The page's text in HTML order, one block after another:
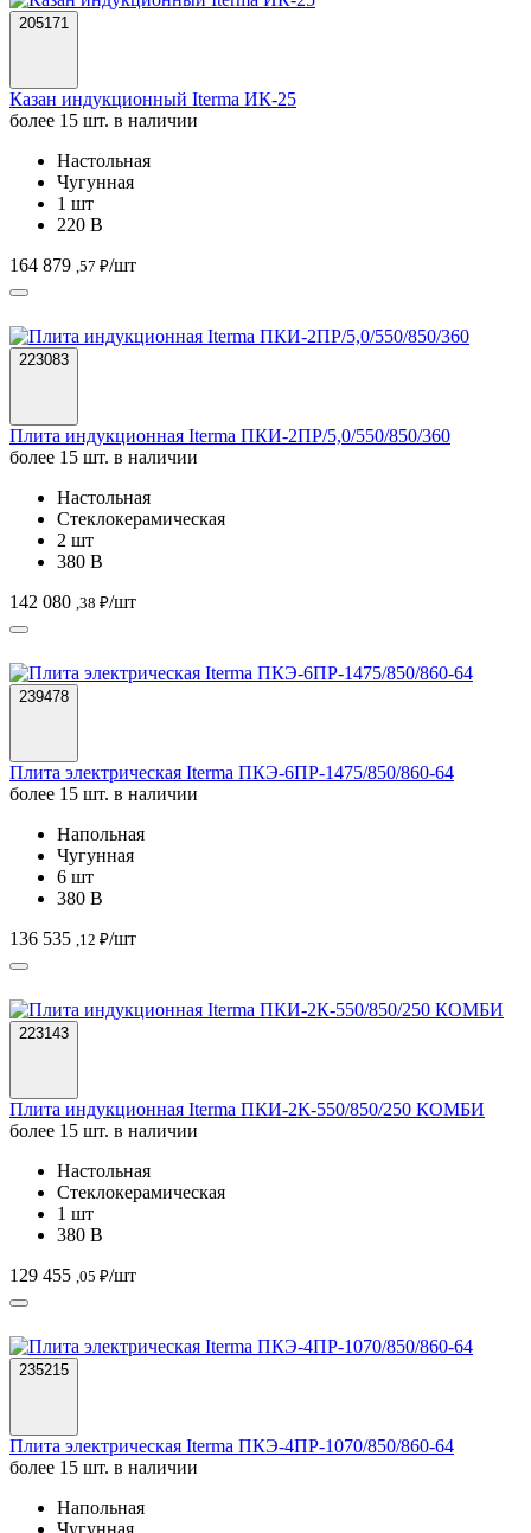
Настольная
220 В
164 879,57 ₽ /шт
223083
Плита индукционная Iterma ПКИ-2ПР/5,0/550/850/360
Настольная
380 В
142 080,38 ₽ /шт
239478
Плита электрическая Iterma ПКЭ-6ПР-1475/850/860-64
Напольная
380 В
136 535,12 ₽ /шт
223143
Плита индукционная Iterma ПКИ-2К-550/850/250 КОМБИ
Настольная
380 В
129 455,05 ₽ /шт
235215
Плита электрическая Iterma ПКЭ-4ПР-1070/850/860-64
Напольная
380 В
119 774,87 ₽ /шт